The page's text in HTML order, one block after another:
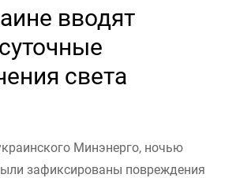
вводят
света
Минэнерго, ночью
зафиксированы повреждения